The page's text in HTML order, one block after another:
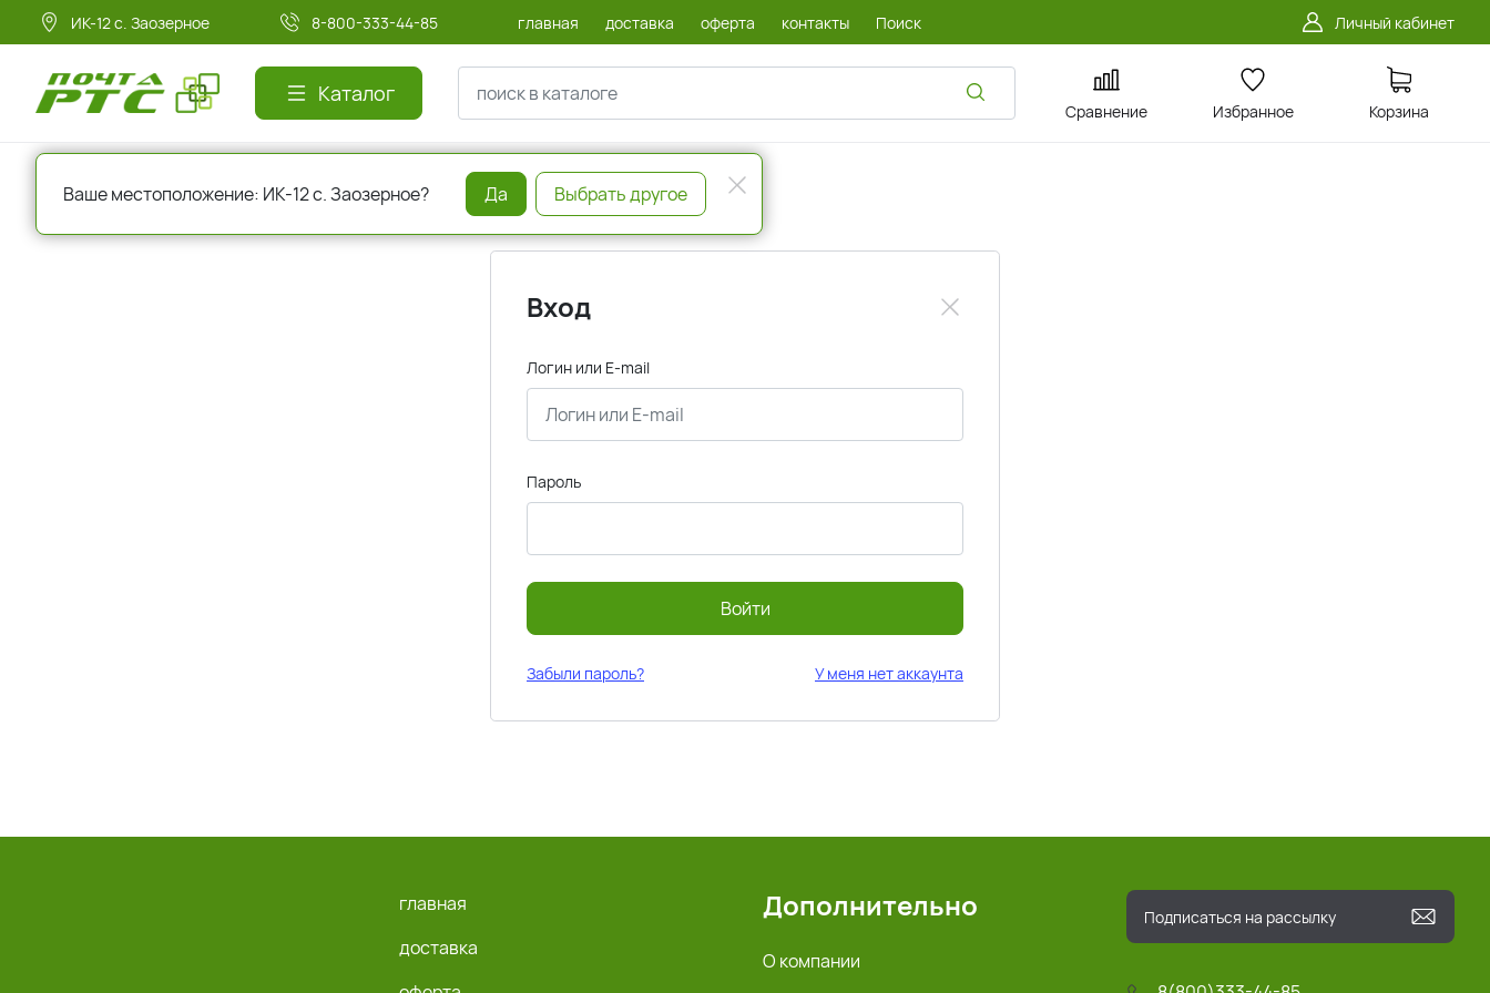
ИК-12 с. Заозерное 8-800-333-44-85 главная доставка оферта контакты Поиск Личный кабинет
Каталог
Сравнение Избранное Корзина
Вход
Логин или E-mail
Пароль
Войти
Забыли пароль? У меня нет аккаунта
главная
доставка
Дополнительно
О компании
Ваше местоположение: ИК-12 с. Заозерное? Да Выбрать другое